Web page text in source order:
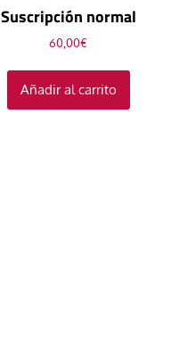
Suscripción normal
60,00€
Añadir al carrito